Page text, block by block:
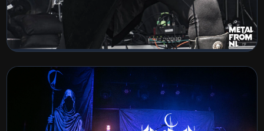
Stonehenge 2026
BEKIJK COLLECTIE